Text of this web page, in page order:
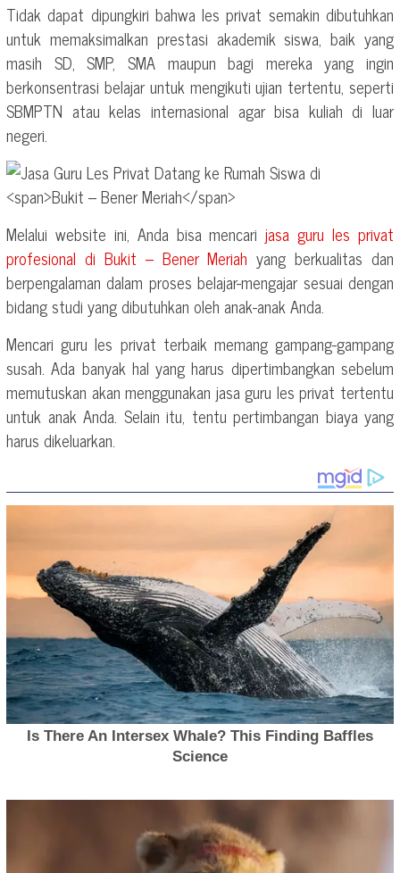
Tidak dapat dipungkiri bahwa les privat semakin dibutuhkan
untuk memaksimalkan prestasi akademik siswa, baik yang
masih SD, SMP, SMA maupun bagi mereka yang ingin
berkonsentrasi belajar untuk mengikuti ujian tertentu, seperti
SBMPTN atau kelas internasional agar bisa kuliah di luar
negeri.
Melalui website ini, Anda bisa mencarijasa guru les privat
profesional di Bukit – Bener Meriah yang berkualitas dan
berpengalaman dalam proses belajar-mengajar sesuai dengan
bidang studi yang dibutuhkan oleh anak-anak Anda.
Mencari guru les privat terbaik memang gampang-gampang
susah. Ada banyak hal yang harus dipertimbangkan sebelum
memutuskan akan menggunakan jasa guru les privat tertentu
untuk anak Anda. Selain itu, tentu pertimbangan biaya yang
harus dikeluarkan.